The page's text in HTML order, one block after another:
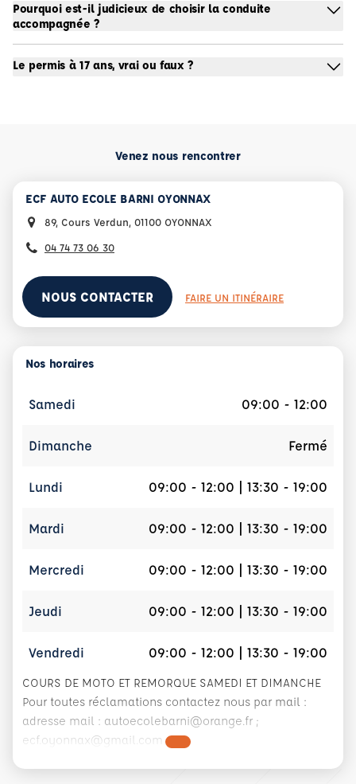
Pourquoi est-il judicieux de choisir la conduite
accompagnée ?
Le permis à 17 ans, vrai ou faux ?
Venez nous rencontrer
ECF AUTO ECOLE BARNI OYONNAX
89, Cours Verdun, 01100 OYONNAX
04 74 73 06 30
NOUS CONTACTER FAIRE UN ITINÉRAIRE
Nos horaires
Samedi 09:00 - 12:00
Dimanche Fermé
Lundi 09:00 - 12:00 | 13:30 - 19:00
Mardi 09:00 - 12:00 | 13:30 - 19:00
Mercredi 09:00 - 12:00 | 13:30 - 19:00
Jeudi 09:00 - 12:00 | 13:30 - 19:00
Vendredi 09:00 - 12:00 | 13:30 - 19:00
COURS DE MOTO ET REMORQUE SAMEDI ET DIMANCHE
Pour toutes réclamations contactez nous par mail :
adresse mail : autoecolebarni@orange.fr ;
ecf.oyonnax@gmail.com